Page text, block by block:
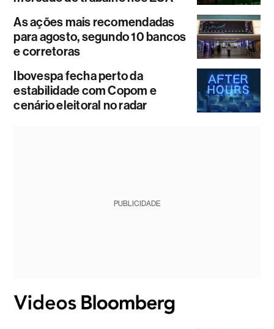
As ações mais recomendadas
para agosto, segundo 10 bancos
e corretoras
Ibovespa fecha perto da
estabilidade com Copom e
cenário eleitoral no radar
PUBLICIDADE